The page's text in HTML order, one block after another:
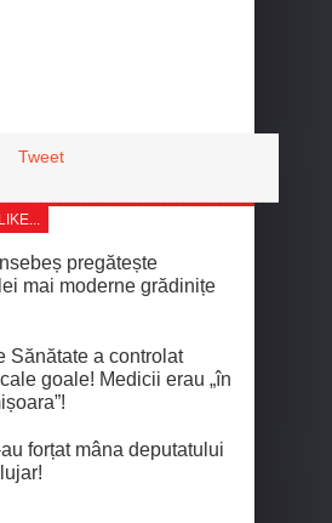
Tweet
pregătește
mai moderne grădinițe
Sănătate a controlat
goale! Medicii erau „în
forțat mâna deputatului